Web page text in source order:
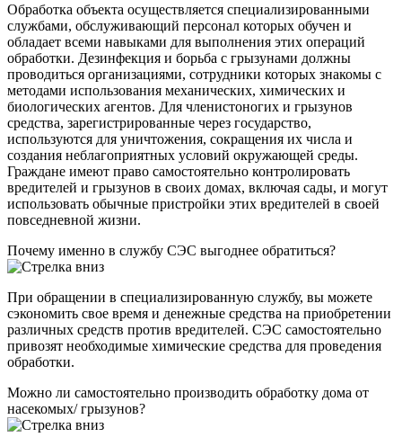
Обработка объекта осуществляется специализированными
службами, обслуживающий персонал которых обучен и
обладает всеми навыками для выполнения этих операций
обработки. Дезинфекция и борьба с грызунами должны
проводиться организациями, сотрудники которых знакомы с
методами использования механических, химических и
биологических агентов. Для членистоногих и грызунов
средства, зарегистрированные через государство,
используются для уничтожения, сокращения их числа и
создания неблагоприятных условий окружающей среды.
Граждане имеют право самостоятельно контролировать
вредителей и грызунов в своих домах, включая сады, и могут
использовать обычные пристройки этих вредителей в своей
повседневной жизни.
Почему именно в службу СЭС выгоднее обратиться?
При обращении в специализированную службу, вы можете
сэкономить свое время и денежные средства на приобретении
различных средств против вредителей. СЭС самостоятельно
привозят необходимые химические средства для проведения
обработки.
Можно ли самостоятельно производить обработку дома от
насекомых/ грызунов?